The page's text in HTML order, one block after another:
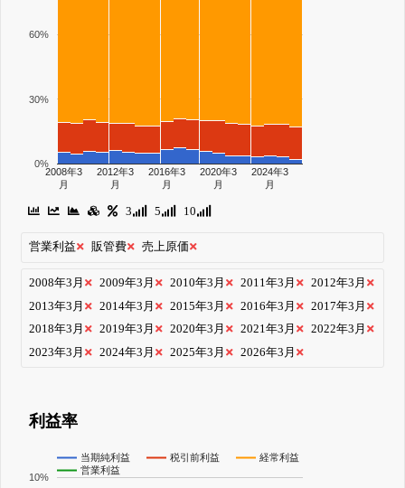
2008年3
月
2012年3
月
2016年3
月
2020年3
月
2024年3
月
0%
30%
60%
3 5 10
営業利益 販管費 売上原価
2008年3月 2009年3月 2010年3月 2011年3月
2012年3月
2013年3月
2014年3月 2015年3月 2016年3月
2017年3月
2018年3月
2019年3月 2020年3月 2021年3月
2022年3月
2023年3月
2024年3月 2025年3月 2026年3月
利益率
当期純利益 税引前利益
経常利益
営業利益
10%